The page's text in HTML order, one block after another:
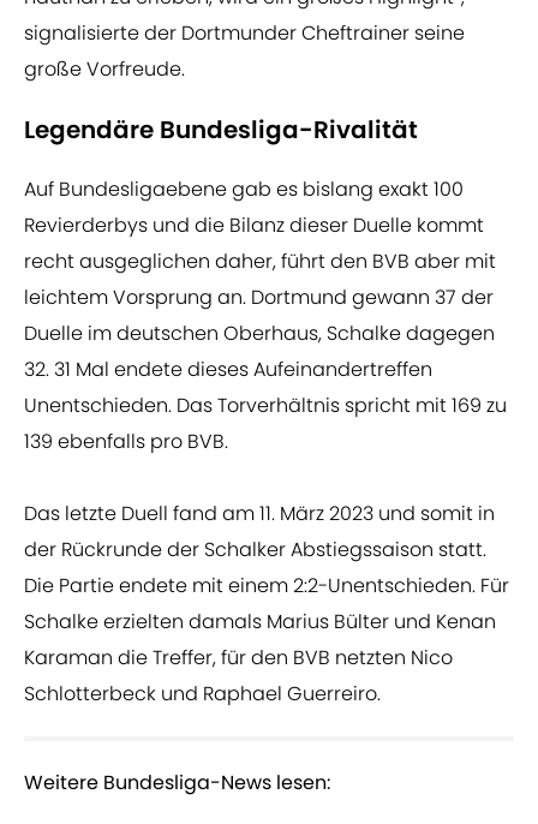
signalisierte der Dortmunder Cheftrainer seine
große Vorfreude.
Legendäre Bundesliga-Rivalität
Auf Bundesligaebene gab es bislang exakt 100
Revierderbys und die Bilanz dieser Duelle kommt
recht ausgeglichen daher, führt den BVB aber mit
leichtem Vorsprung an. Dortmund gewann 37 der
Duelle im deutschen Oberhaus, Schalke dagegen
32. 31 Mal endete dieses Aufeinandertreffen
Unentschieden. Das Torverhältnis spricht mit 169 zu
139 ebenfalls pro BVB.
Das letzte Duell fand am 11. März 2023 und somit in
der Rückrunde der Schalker Abstiegssaison statt.
Die Partie endete mit einem 2:2-Unentschieden. Für
Schalke erzielten damals Marius Bülter und Kenan
Karaman die Treffer, für den BVB netzten Nico
Schlotterbeck und Raphael Guerreiro.
Weitere Bundesliga-News lesen: